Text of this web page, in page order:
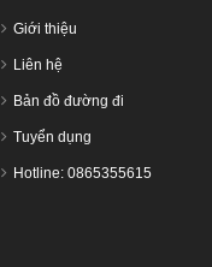
Giới thiệu
Liên hệ
Bản đồ đường đi
Tuyển dụng
Hotline: 0865355615